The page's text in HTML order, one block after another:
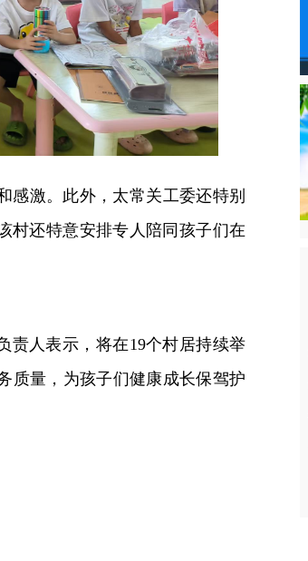
感激。此外，太常关工委还特别
村还特意安排专人陪同孩子们在
责人表示，将在19个村居持续举
质量，为孩子们健康成长保驾护